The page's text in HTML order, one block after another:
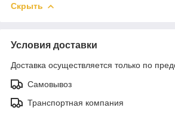
Скрыть
Условия доставки
Доставка осуществляется только по
Самовывоз
Транспортная компания